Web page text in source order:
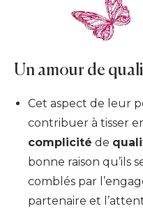
Un amour de
Cet aspect de leur
contribuer à tisser
complicité de
bonne raison qu’ils
comblés par
partenaire et